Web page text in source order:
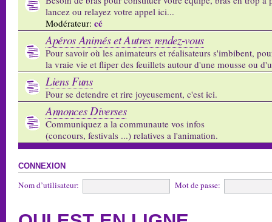
lancez ou relayez votre appel ici...
Modérateur: cé
Apéros Animés et Autres rendez-vous
Pour savoir où les animateurs et réalisateurs s'imbibent,
la vraie vie et fliper des feuillets autour d'une mousse ou
Liens Funs
Pour se detendre et rire joyeusement, c'est ici.
Annonces Diverses
Communiquez a la communaute vos infos
(concours, festivals ...) relatives a l'animation.
CONNEXION
Nom d’utilisateur: Mot de passe: